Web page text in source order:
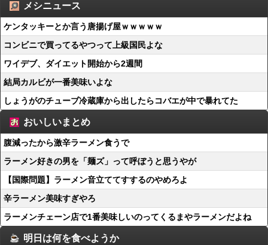
メシニュース
ケンタッキーとか言う唐揚げ屋ｗｗｗｗｗ
コンビニで買ってるやつって上級国民よな
ワイデブ、ダイエット開始から2週間
結局カルビが一番美味いよな
しょうがのチューブ冷蔵庫から出したらコバエが中で暴れてた
おいしいまとめ
腹減ったから激辛ラーメン食うで
ラーメン好きの男を「麺ズ」って呼ぼうと思うやが
【国際問題】ラーメン音立ててすするのやめろよ
辛ラーメン美味すぎやろ
ラーメンチェーン店で1番美味しいのってくるまやラーメンだよね
明日は何を食べようか